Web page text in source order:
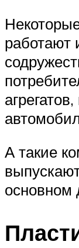
работают
А такие
основном